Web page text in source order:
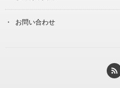
お問い合わせ